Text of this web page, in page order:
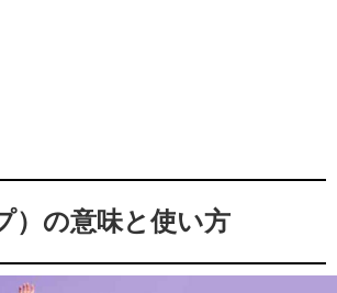
）の意味と使い方